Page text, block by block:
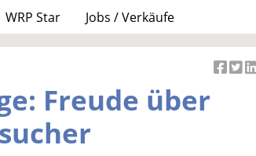
WRP Star
Jobs / Verkäufe
Freude über